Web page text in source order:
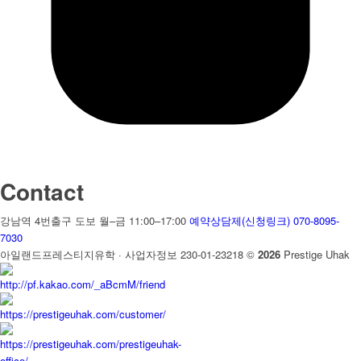
Contact
강남역 4번출구 도보 월–금 11:00–17:00 예약상담제(신청링크) 070-8095-
7030
아일랜드프레스티지유학 · 사업자정보 230-01-23218 © 2026 Prestige Uhak